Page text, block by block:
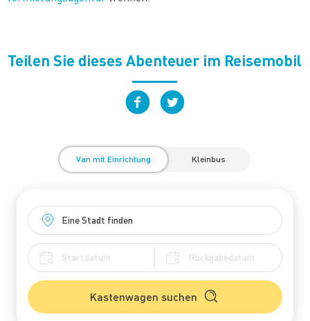
Teilen Sie dieses Abenteuer im Reisemobil
Van mit Einrichtung Kleinbus
Kastenwagen suchen